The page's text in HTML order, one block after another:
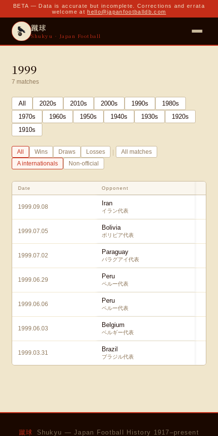
BETA — Data is accurate but incomplete. Corrections and errata
welcome at hello@japanfootballdb.com
蹴球
Shukyu · Japan Football
1999
7 matches
All 2020s 2010s 2000s 1990s 1980s
1970s 1960s 1950s 1940s 1930s 1920s
1910s
All Wins Draws Losses |
All matches
A internationals
Non-official
Date Opponent
1999.09.08 Iran
イラン代表
1999.07.05 Bolivia
ボリビア代表
1999.07.02 Paraguay
パラグアイ代表
1999.06.29 Peru
ペルー代表
1999.06.06 Peru
ペルー代表
1999.06.03 Belgium
ベルギー代表
1999.03.31 Brazil
ブラジル代表
蹴球 Shukyu — Japan Football History 1917–present